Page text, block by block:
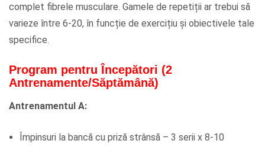
complet fibrele musculare. Gamele de repetiții ar trebui să
varieze între 6-20, în funcție de exercițiu și obiectivele tale
specifice.
Program pentru Începători (2
Antrenamente/Săptămână)
Antrenamentul A:
Împinsuri la bancă cu priză strânsă – 3 serii x 8-10